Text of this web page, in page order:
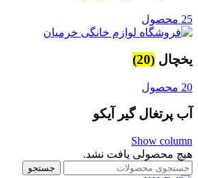
25 محصول
یخچال (20)
20 محصول
آب پرتغال گیر آیکو
Show column
هیچ محصولی یافت نشد.
جستجو